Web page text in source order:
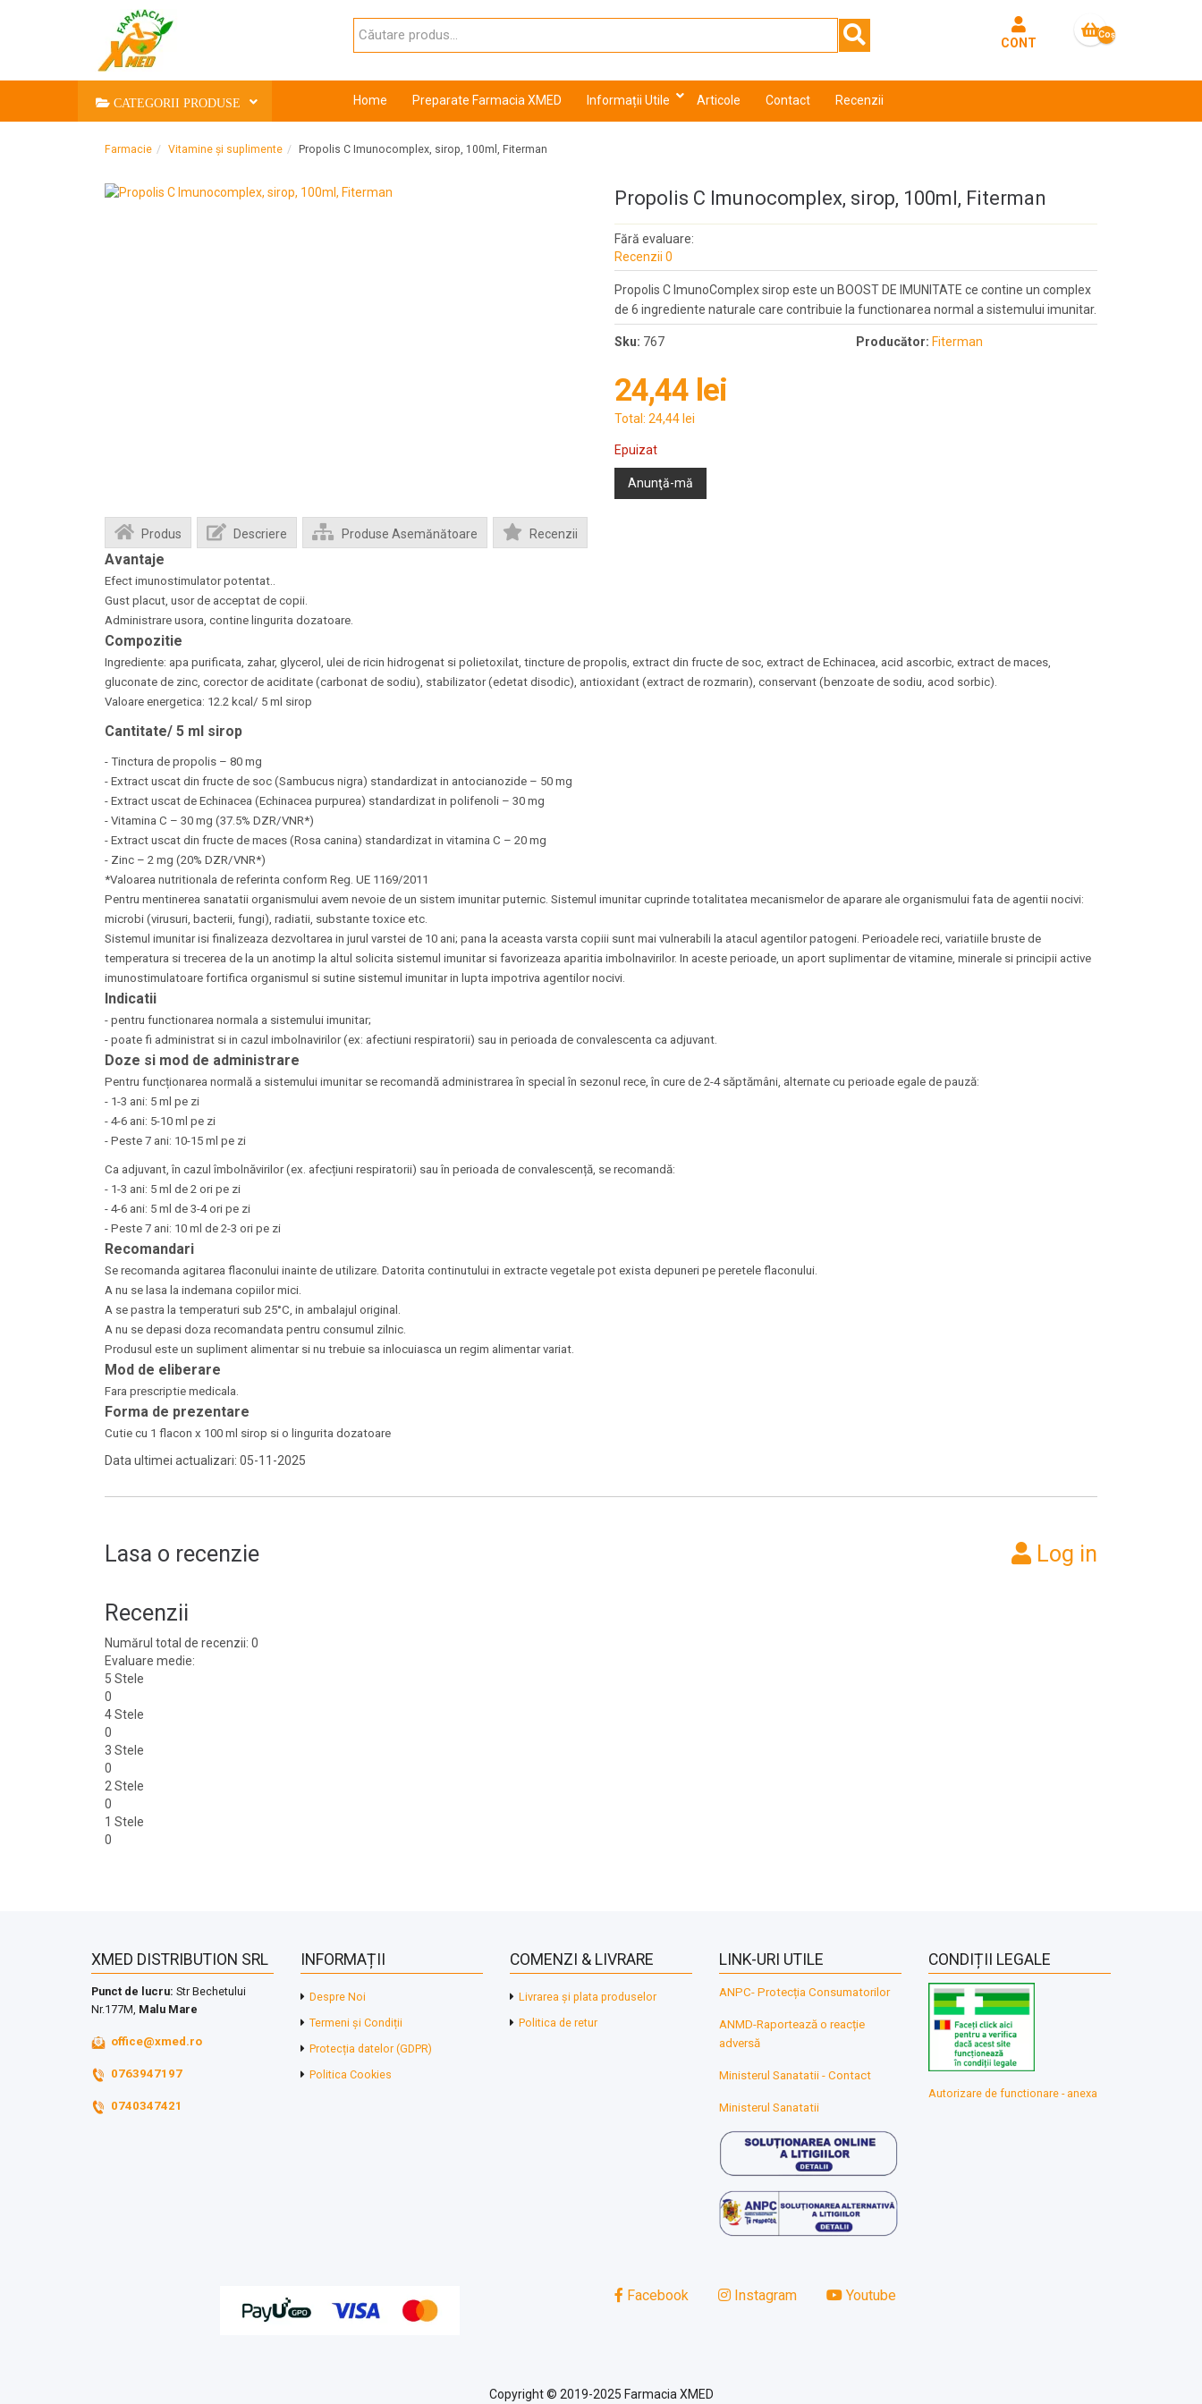
CONT
Coş
CATEGORII PRODUSE Home Preparate Farmacia XMED Informații Utile Articole Contact Recenzii
Farmacie Vitamine și suplimente Propolis C Imunocomplex, sirop, 100ml, Fiterman
Propolis C Imunocomplex, sirop, 100ml, Fiterman
Fără evaluare:
Recenzii 0
Propolis C ImunoComplex sirop este un BOOST DE IMUNITATE ce contine un complex
de 6 ingrediente naturale care contribuie la functionarea normal a sistemului imunitar.
Sku: 767 Producător: Fiterman
24,44 lei
Total: 24,44 lei
Epuizat
Anunţă-mă
Produs Descriere Produse Asemănătoare Recenzii
Avantaje
Efect imunostimulator potentat..
Gust placut, usor de acceptat de copii.
Administrare usora, contine lingurita dozatoare.
Compozitie
Ingrediente: apa purificata, zahar, glycerol, ulei de ricin hidrogenat si polietoxilat, tincture de propolis, extract din fructe de soc, extract de Echinacea, acid ascorbic, extract de maces,
gluconate de zinc, corector de aciditate (carbonat de sodiu), stabilizator (edetat disodic), antioxidant (extract de rozmarin), conservant (benzoate de sodiu, acod sorbic).
Valoare energetica: 12.2 kcal/ 5 ml sirop
Cantitate/ 5 ml sirop
- Tinctura de propolis – 80 mg
- Extract uscat din fructe de soc (Sambucus nigra) standardizat in antocianozide – 50 mg
- Extract uscat de Echinacea (Echinacea purpurea) standardizat in polifenoli – 30 mg
- Vitamina C – 30 mg (37.5% DZR/VNR*)
- Extract uscat din fructe de maces (Rosa canina) standardizat in vitamina C – 20 mg
- Zinc – 2 mg (20% DZR/VNR*)
*Valoarea nutritionala de referinta conform Reg. UE 1169/2011
Pentru mentinerea sanatatii organismului avem nevoie de un sistem imunitar puternic. Sistemul imunitar cuprinde totalitatea mecanismelor de aparare ale organismului fata de agentii nocivi:
microbi (virusuri, bacterii, fungi), radiatii, substante toxice etc.
Sistemul imunitar isi finalizeaza dezvoltarea in jurul varstei de 10 ani; pana la aceasta varsta copiii sunt mai vulnerabili la atacul agentilor patogeni. Perioadele reci, variatiile bruste de
temperatura si trecerea de la un anotimp la altul solicita sistemul imunitar si favorizeaza aparitia imbolnavirilor. In aceste perioade, un aport suplimentar de vitamine, minerale si principii active
imunostimulatoare fortifica organismul si sutine sistemul imunitar in lupta impotriva agentilor nocivi.
Indicatii
- pentru functionarea normala a sistemului imunitar;
- poate fi administrat si in cazul imbolnavirilor (ex: afectiuni respiratorii) sau in perioada de convalescenta ca adjuvant.
Doze si mod de administrare
Pentru funcționarea normală a sistemului imunitar se recomandă administrarea în special în sezonul rece, în cure de 2-4 săptămâni, alternate cu perioade egale de pauză:
- 1-3 ani: 5 ml pe zi
- 4-6 ani: 5-10 ml pe zi
- Peste 7 ani: 10-15 ml pe zi
Ca adjuvant, în cazul îmbolnăvirilor (ex. afecțiuni respiratorii) sau în perioada de convalescență, se recomandă:
- 1-3 ani: 5 ml de 2 ori pe zi
- 4-6 ani: 5 ml de 3-4 ori pe zi
- Peste 7 ani: 10 ml de 2-3 ori pe zi
Recomandari
Se recomanda agitarea flaconului inainte de utilizare. Datorita continutului in extracte vegetale pot exista depuneri pe peretele flaconului.
A nu se lasa la indemana copiilor mici.
A se pastra la temperaturi sub 25°C, in ambalajul original.
A nu se depasi doza recomandata pentru consumul zilnic.
Produsul este un supliment alimentar si nu trebuie sa inlocuiasca un regim alimentar variat.
Mod de eliberare
Fara prescriptie medicala.
Forma de prezentare
Cutie cu 1 flacon x 100 ml sirop si o lingurita dozatoare
Data ultimei actualizari: 05-11-2025
Lasa o recenzie Log in
Recenzii
Numărul total de recenzii: 0
Evaluare medie:
5 Stele
0
4 Stele
0
3 Stele
0
2 Stele
0
1 Stele
0
XMED DISTRIBUTION SRL
Punct de lucru: Str Bechetului
Nr.177M, Malu Mare
office@xmed.ro
0763947197
0740347421
INFORMAȚII
Despre Noi
Termeni și Condiții
Protecția datelor (GDPR)
Politica Cookies
COMENZI & LIVRARE
Livrarea și plata produselor
Politica de retur
LINK-URI UTILE
ANPC- Protecția Consumatorilor
ANMD-Raportează o reacție
adversă
Ministerul Sanatatii - Contact
Ministerul Sanatatii
CONDIȚII LEGALE
Autorizare de functionare - anexa
Facebook Instagram Youtube
Copyright © 2019-2025 Farmacia XMED